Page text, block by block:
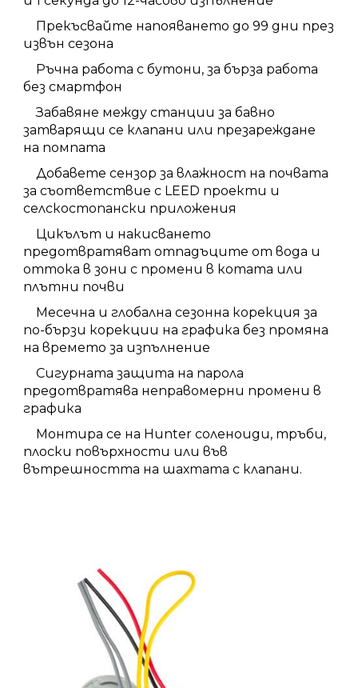
Прекъсвайте напояването до 99 дни през
извън сезона
Ръчна работа с бутони, за бърза работа
без смартфон
Забавяне между станции за бавно
затварящи се клапани или презареждане
на помпата
Добавете сензор за влажност на почвата
за съответствие с LEED проекти и
селскостопански приложения
Цикълът и накисването
предотвратяват отпадъците от вода и
оттока в зони с промени в котата или
плътни почви
Месечна и глобална сезонна корекция за
по-бързи корекции на графика без промяна
на времето за изпълнение
Сигурната защита на парола
предотвратява неправомерни промени в
графика
Монтира се на Hunter соленоиди, тръби,
плоски повърхности или във
вътрешността на шахтата с клапани.